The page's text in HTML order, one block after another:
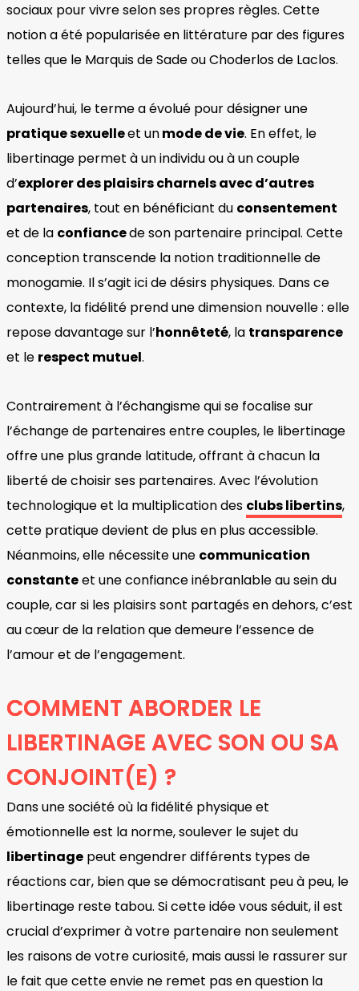
sociaux pour vivre selon ses propres règles. Cette
notion a été popularisée en littérature par des figures
telles que le Marquis de Sade ou Choderlos de Laclos.
Aujourd’hui, le terme a évolué pour désigner une
pratique sexuelleet unmode de vie. En effet, le
libertinage permet à un individu ou à un couple
d’explorer des plaisirs charnels avec d’autres
partenaires, tout en bénéficiant du consentement
et de la confiancede son partenaire principal. Cette
conception transcende la notion traditionnelle de
monogamie. Il s’agit ici de désirs physiques. Dans ce
contexte, la fidélité prend une dimension nouvelle : elle
repose davantage sur l’honnêteté, la transparence
et le respect mutuel.
Contrairement à l’échangisme qui se focalise sur
l’échange de partenaires entre couples, le libertinage
offre une plus grande latitude, offrant à chacun la
liberté de choisir ses partenaires. Avec l’évolution
technologique et la multiplication des clubs libertins,
cette pratique devient de plus en plus accessible.
Néanmoins, elle nécessite une communication
constanteet une confiance inébranlable au sein du
couple, car si les plaisirs sont partagés en dehors, c’est
au cœur de la relation que demeure l’essence de
l’amour et de l’engagement.
COMMENT ABORDER LE
LIBERTINAGE AVEC SON OU SA
CONJOINT(E) ?
Dans une société où la fidélité physique et
émotionnelle est la norme, soulever le sujet du
libertinage peut engendrer différents types de
réactions car, bien que se démocratisant peu à peu, le
libertinage reste tabou. Si cette idée vous séduit, il est
crucial d’exprimer à votre partenaire non seulement
les raisons de votre curiosité, mais aussi le rassurer sur
le fait que cette envie ne remet pas en question la